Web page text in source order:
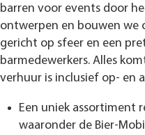
barren voor events door
ontwerpen en bouwen we
gericht op sfeer en een
barmedewerkers. Alles
verhuur is inclusief op- en
Een uniek assortiment
waaronder de Bier-